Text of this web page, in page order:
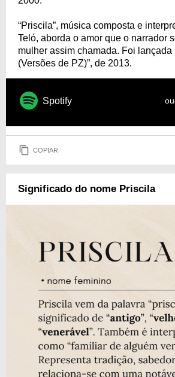
“Priscila”, música composta e
Teló, aborda o amor que o narrador
mulher assim chamada. Foi lançada
(Versões de PZ)”, de 2013.
Spotify
COPIAR
Significado do nome Priscila